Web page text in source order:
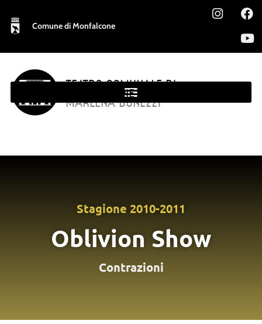
Comune di Monfalcone
TEATRO COMUNALE DI
MONFALCONE
MARLENA BONEZZI
Stagione 2010-2011
Oblivion Show
Contrazioni